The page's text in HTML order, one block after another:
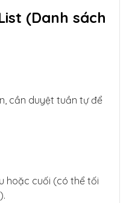
(Danh sách
cần duyệt tuần tự để
hoặc cuối (có thể tối